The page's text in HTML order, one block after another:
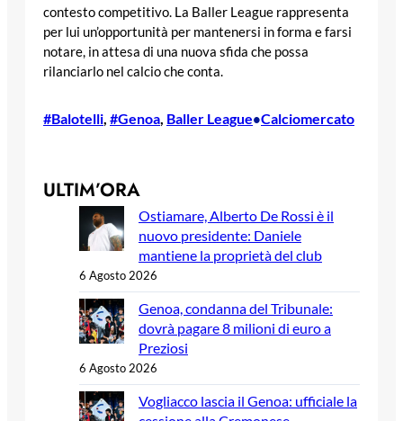
contesto competitivo. La Baller League rappresenta
per lui un’opportunità per mantenersi in forma e farsi
notare, in attesa di una nuova sfida che possa
rilanciarlo nel calcio che conta.
#Balotelli #Genoa Baller League•Calciomercato
ULTIM’ORA
Ostiamare, Alberto De Rossi è il
nuovo presidente: Daniele
mantiene la proprietà del club
6 Agosto 2026
Genoa, condanna del Tribunale:
dovrà pagare 8 milioni di euro a
Preziosi
6 Agosto 2026
Vogliacco lascia il Genoa: ufficiale la